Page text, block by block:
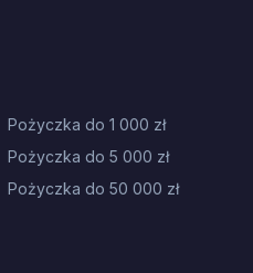
Pożyczka do 1 000 zł
Pożyczka do 5 000 zł
Pożyczka do 50 000 zł